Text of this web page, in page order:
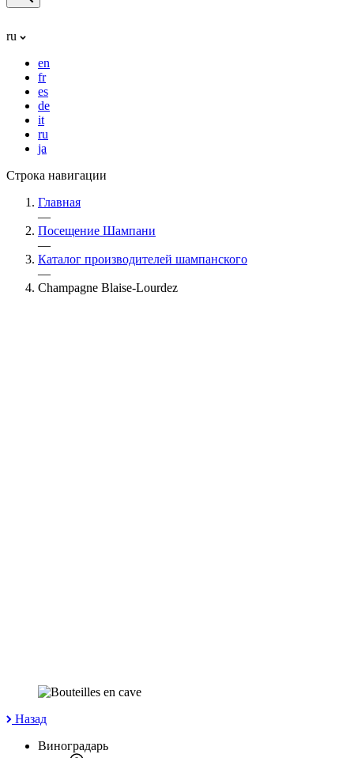
ru
en
fr
es
de
it
ru
ja
Строка навигации
Главная
—
Посещение Шампани
—
Каталог производителей шампанского
—
Champagne Blaise-Lourdez
Назад
Виноградарь